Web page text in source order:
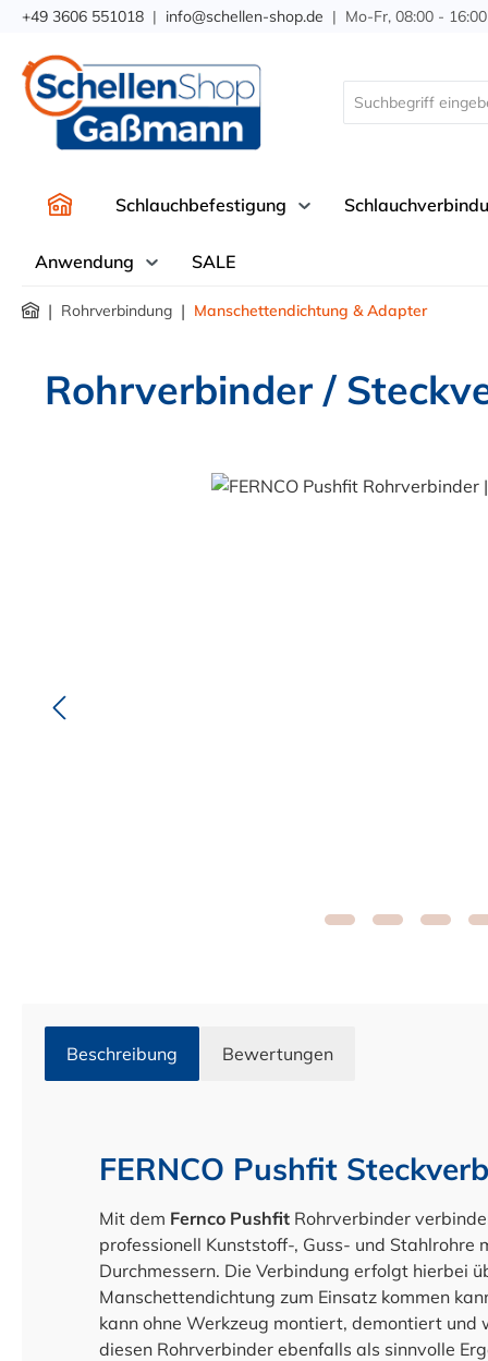
Zur Hauptnavigation springen
+49 3606 551018 | info@schellen-shop.de | Mo-Fr, 08:00 -
Schlauchbefestigung
Anwendung SALE
| Rohrverbindung | Manschettendichtung & Adapter
Rohrverbinder /
Bildergalerie überspringen
Beschreibung Bewertungen
FERNCO Pushfit
Mit dem Fernco Pushfit Rohrverbinder
professionell Kunststoff-, Guss- und Stahlrohre
Durchmessern. Die Verbindung erfolgt hierbei
Manschettendichtung zum Einsatz kommen
kann ohne Werkzeug montiert, demontiert
diesen Rohrverbinder ebenfalls als sinnvolle